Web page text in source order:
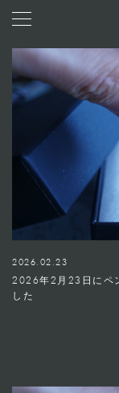
2026.02.23
2026年2月23日にペ
した